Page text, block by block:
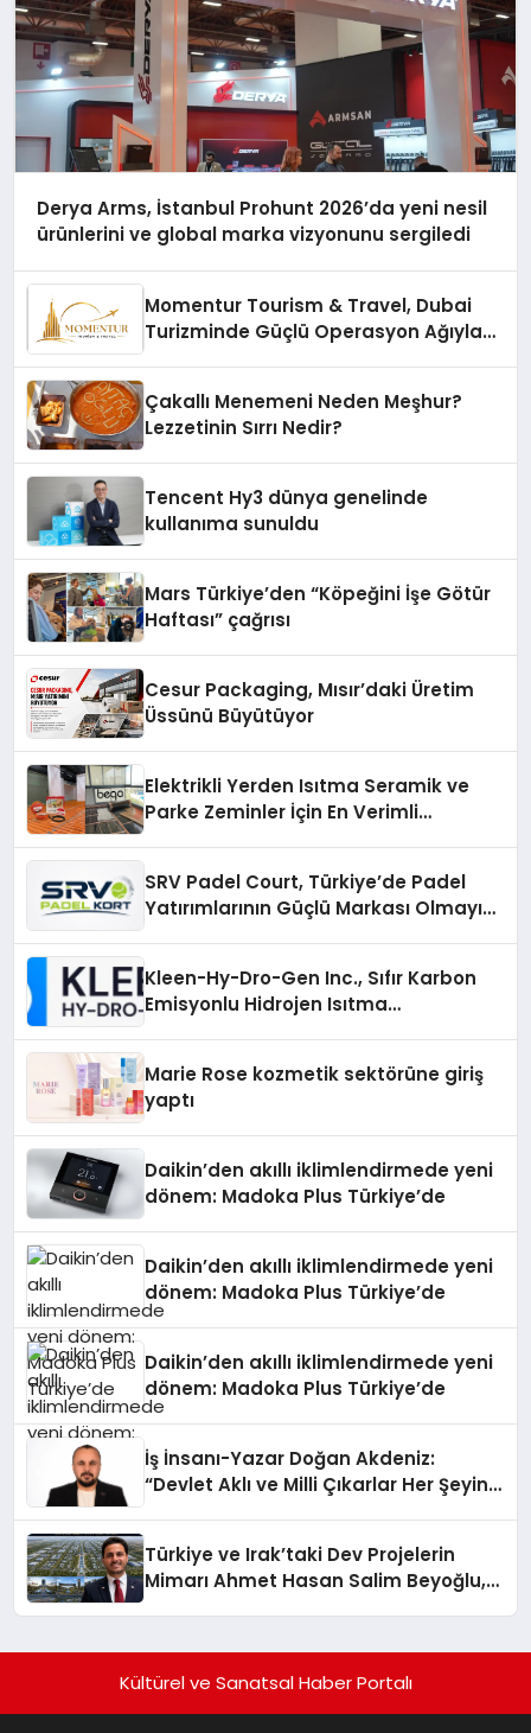
Derya Arms, İstanbul Prohunt 2026’da yeni nesil
ürünlerini ve global marka vizyonunu sergiledi
Momentur Tourism & Travel, Dubai
Turizminde Güçlü Operasyon Ağıyla
Çakallı Menemeni Neden Meşhur?
Lezzetinin Sırrı Nedir?
Tencent Hy3 dünya genelinde
kullanıma sunuldu
Mars Türkiye’den “Köpeğini İşe Götür
Haftası” çağrısı
Cesur Packaging, Mısır’daki Üretim
Üssünü Büyütüyor
Elektrikli Yerden Isıtma Seramik ve
Parke Zeminler İçin En Verimli
SRV Padel Court, Türkiye’de Padel
Yatırımlarının Güçlü Markası Olmayı
Kleen-Hy-Dro-Gen Inc., Sıfır Karbon
Emisyonlu Hidrojen Isıtma
Marie Rose kozmetik sektörüne giriş
yaptı
Daikin’den akıllı iklimlendirmede yeni
dönem: Madoka Plus Türkiye’de
Daikin’den akıllı iklimlendirmede yeni
dönem: Madoka Plus Türkiye’de
Daikin’den akıllı iklimlendirmede yeni
dönem: Madoka Plus Türkiye’de
İş İnsanı-Yazar Doğan Akdeniz:
“Devlet Aklı ve Milli Çıkarlar Her Şeyin
Türkiye ve Irak’taki Dev Projelerin
Mimarı Ahmet Hasan Salim Beyoğlu,
Hayata Geçirecek
Kültürel ve Sanatsal Haber Portalı